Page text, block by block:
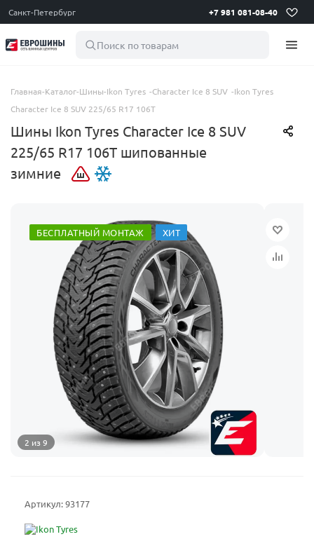
Санкт-Петербург +7 981 081-08-40
Поиск по товарам
Главная-Каталог-Шины-Ikon Tyres -Character Ice 8 SUV -Ikon Tyres
Character Ice 8 SUV 225/65 R17 106T
Шины Ikon Tyres Character Ice 8 SUV
225/65 R17 106T шипованные
зимние
БЕСПЛАТНЫЙ МОНТАЖ ХИТ
2 из 9
Артикул:93177